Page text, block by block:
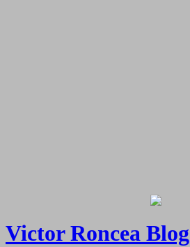
Victor Roncea Blog